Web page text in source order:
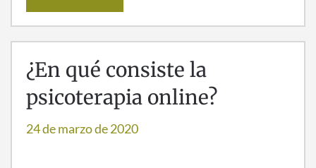
¿En qué consiste la
psicoterapia online?
24 de marzo de 2020